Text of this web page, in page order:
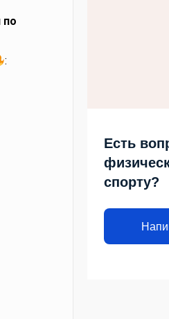
по
:
Есть
спорту?